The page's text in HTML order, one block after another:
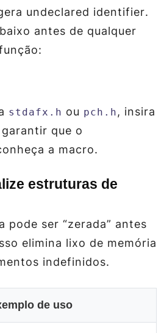
undeclared identifier.
antes de qualquer
stdafx.h ou pch.h , insira
que o
a macro.
estruturas de
pode ser “zerada” antes
elimina lixo de memória
indefinidos.
de uso